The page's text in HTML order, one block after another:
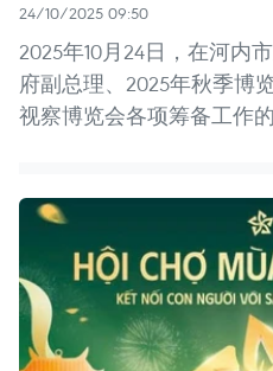
24/10/2025 09:50
2025年10月24日，在河内
府副总理、2025年秋季博
视察博览会各项筹备工作的